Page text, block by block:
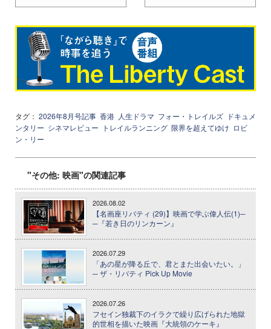
タグ： 2026年8月号記事 香港 人生ドラマ フォー・トレイルズ ドキュメ
ンタリー シネマレビュー トレイルランニング 限界を超えてゆけ ロビ
ン・リー
"その他: 映画"の関連記事
2026.08.02
【名画座リバティ (29)】映画で学ぶ偉人伝(1)─
─『若き日のリンカーン』
2026.07.29
「あの星が降る丘で、君とまた出会いたい。」
─ ザ・リバティ Pick Up Movie
2026.07.26
フセイン独裁下のイラクで繰り広げられた地獄
的世相を描いた映画『大統領のケーキ』